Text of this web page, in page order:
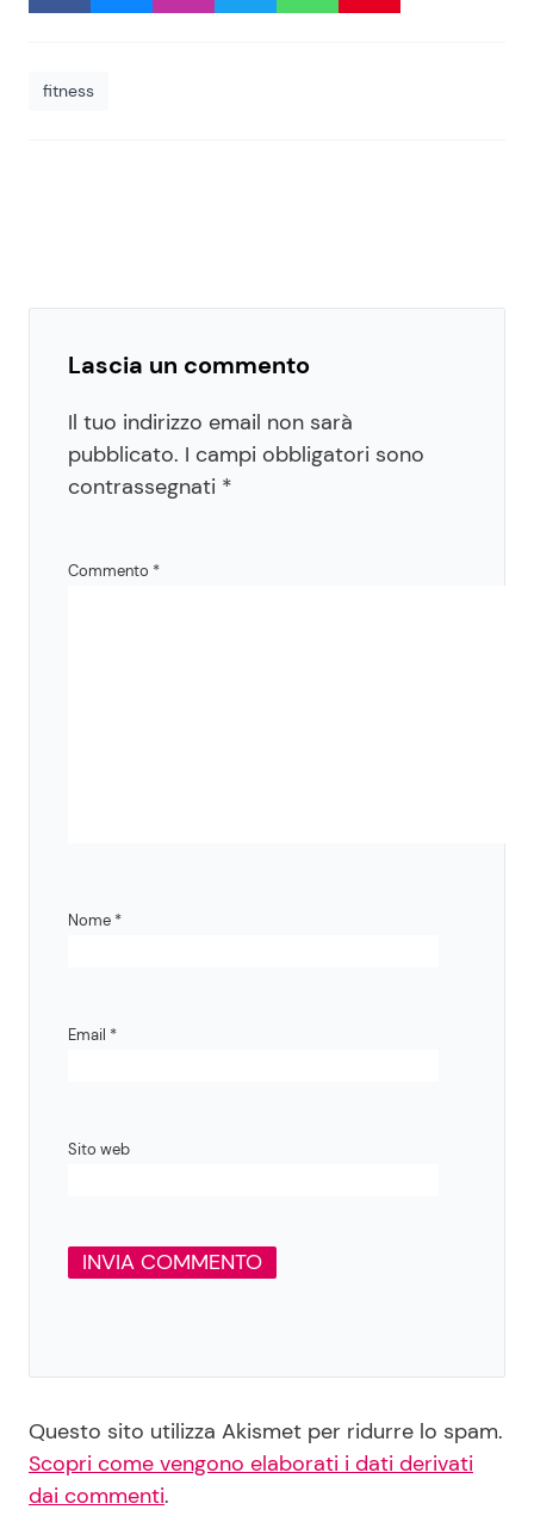
fitness
Lascia un commento
Il tuo indirizzo email non sarà
pubblicato. I campi obbligatori sono
contrassegnati *
Commento *
Nome *
Email *
Sito web
Questo sito utilizza Akismet per ridurre lo spam.
Scopri come vengono elaborati i dati derivati
dai commenti.